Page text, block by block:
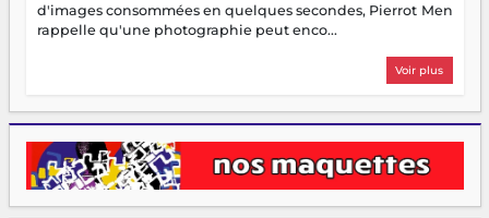
d'images consommées en quelques secondes, Pierrot Men
rappelle qu'une photographie peut enco...
Voir plus